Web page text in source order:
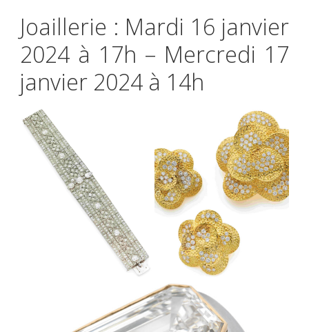
Joaillerie : Mardi 16 janvier
2024 à 17h – Mercredi 17
janvier 2024 à 14h